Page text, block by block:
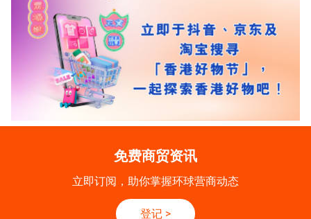
免费商贸资讯
立即订阅，助你掌握环球营商动态
登记 >